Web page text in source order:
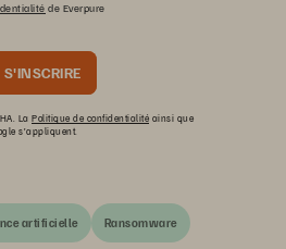
de Everpure
S'INSCRIRE
La Politique de confidentialité ainsi que
s’appliquent.
artificielle Ransomware